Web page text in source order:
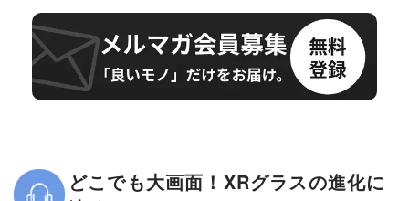
どこでも大画面！XRグラスの進化に